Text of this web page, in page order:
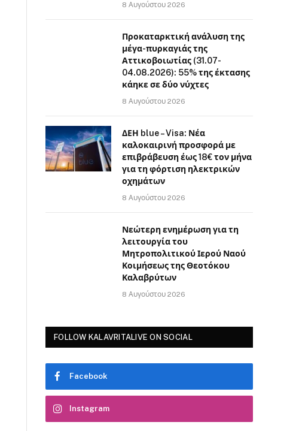
8 Αυγούστου 2026
Προκαταρκτική ανάλυση της
μέγα-πυρκαγιάς της
Αττικοβοιωτίας (31.07-
04.08.2026): 55% της έκτασης
κάηκε σε δύο νύχτες
8 Αυγούστου 2026
ΔΕΗ blue – Visa: Νέα
καλοκαιρινή προσφορά με
επιβράβευση έως 18€ τον μήνα
για τη φόρτιση ηλεκτρικών
οχημάτων
8 Αυγούστου 2026
Νεώτερη ενημέρωση για τη
λειτουργία του
Μητροπολιτικού Ιερού Ναού
Κοιμήσεως της Θεοτόκου
Καλαβρύτων
8 Αυγούστου 2026
FOLLOW KALAVRITALIVE ON SOCIAL
Facebook
Instagram